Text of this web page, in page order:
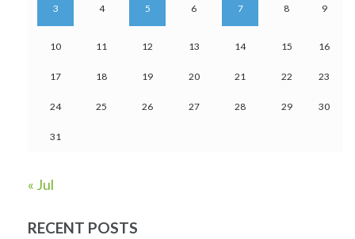
3 4 5 6 7 8 9
10 11 12 13 14 15 16
17 18 19 20 21 22 23
24 25 26 27 28 29 30
31
« Jul
RECENT POSTS